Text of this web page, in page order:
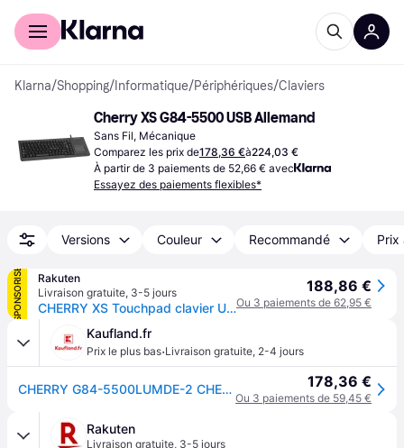
Acheter avec Klarna
Klarna/Shopping/ Informatique/Périphériques/Claviers
Cherry XS G84-5500 USB Allemand
Sans Fil, Mécanique
Comparez les prix de178,36 €à224,03 €
À partir de 3 paiements de 52,66 € avec
Essayez des paiements flexibles*
Versions Couleur Recommandé Prix
SPONSORISÉ
Rakuten
Livraison gratuite, 3-5 jours
CHERRY XS Touchpad clavier Universel USB QWERTZ Allemand Noir
188,86 €
Ou 3 paiements de 62,95 €
Kaufland.fr
Prix le plus bas·Livraison gratuite, 2-4 jours
CHERRY G84-5500LUMDE-2 CHERRY G84-5500 Clavier filaire noir 178,36 €
Ou 3 paiements de 59,45 €
Rakuten
Livraison gratuite, 3-5 jours